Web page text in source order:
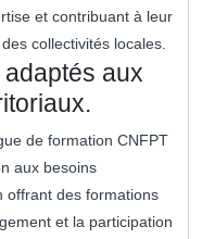
et contribuant à leur
collectivités locales.
aux
de formation CNFPT
aux besoins
offrant des formations
et la participation